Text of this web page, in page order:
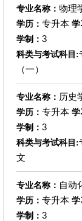
专业名称： 物理
学历： 专升本 学
学制： 3
科类与考试科目:
（一）
专业名称： 历史
学历： 专升本 学
学制： 3
科类与考试科目:
文
专业名称： 自动
学历： 专升本 学
学制： 3